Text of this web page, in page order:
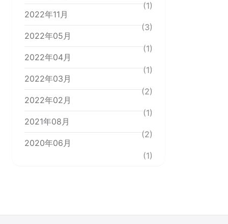
(1)
2022年11月
(3)
2022年05月
(1)
2022年04月
(1)
2022年03月
(2)
2022年02月
(1)
2021年08月
(2)
2020年06月
(1)